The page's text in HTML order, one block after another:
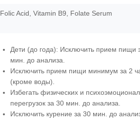
Folic Acid, Vitamin B9, Folate Serum
Дети (до года): Исключить прием пищи
мин. до анализа.
Исключить прием пищи минимум за 2
(кроме воды).
Избегать физических и
перегрузок за 30 мин. до анализа.
Исключить курение за 30 мин. до